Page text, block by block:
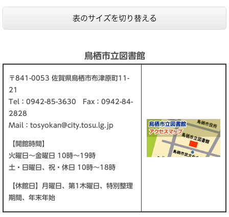
表のサイズを切り替える
鳥栖市立図書館
〒841-0053 佐賀県鳥栖市布津原町11-
21
Tel：0942-85-3630 Fax：0942-84-
2828
Mail： tosyokan@city.tosu.lg.jp
【開館時間】
火曜日～金曜日 10時～19時
土・日曜日、祝・休日 10時～18時
【休館日】月曜日、第1木曜日、特別整理
期間、年末年始